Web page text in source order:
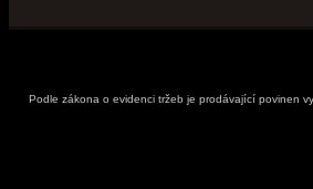
Podle zákona o evidenci tržeb je prodávající povinen